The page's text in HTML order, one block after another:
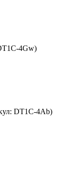
4Gw)
DT1C-4Ab)